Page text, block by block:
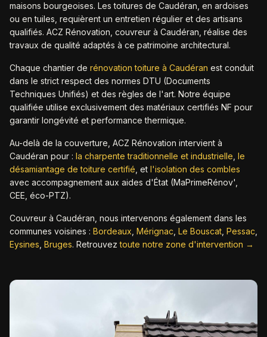
maisons bourgeoises. Les toitures de Caudéran, en ardoises
ou en tuiles, requièrent un entretien régulier et des artisans
qualifiés. ACZ Rénovation, couvreur à Caudéran, réalise des
travaux de qualité adaptés à ce patrimoine architectural.
Chaque chantier de rénovation toiture à Caudéran est conduit
dans le strict respect des normes DTU (Documents
Techniques Unifiés) et des règles de l'art. Notre équipe
qualifiée utilise exclusivement des matériaux certifiés NF pour
garantir longévité et performance thermique.
Au-delà de la couverture, ACZ Rénovation intervient à
Caudéran pour : la charpente traditionnelle et industrielle le
désamiantage de toiture certifié et l'isolation des combles
avec accompagnement aux aides d'État (MaPrimeRénov',
CEE, éco-PTZ).
Couvreur à Caudéran , nous intervenons également dans les
communes voisines : Bordeaux Mérignac Le Bouscat Pessac
Eysines Bruges. Retrouveztoute notre zone d'intervention →